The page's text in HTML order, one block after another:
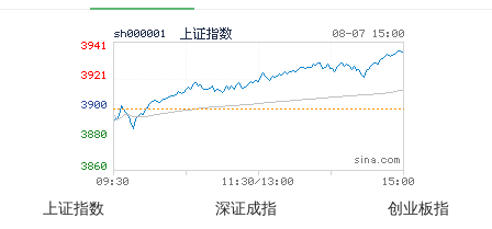
上证指数
深证成指
创业板指